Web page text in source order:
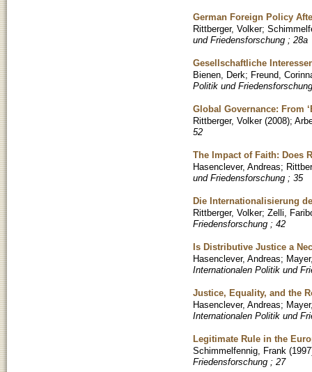
German Foreign Policy
Rittberger, Volker;
und Friedensforschung ; 28a
Gesellschaftliche
Bienen, Derk; Freund,
Politik und
Global Governance: From
Rittberger, Volker (2008);
52
The Impact of Faith: Does
Hasenclever, Andreas;
und Friedensforschung ; 35
Die Internationalisierung
Rittberger, Volker; Zelli,
Friedensforschung ; 42
Is Distributive Justice a
Hasenclever, Andreas;
Internationalen Politik und
Justice, Equality, and the
Hasenclever, Andreas;
Internationalen Politik und
Legitimate Rule in the
Schimmelfennig, Frank (1997
Friedensforschung ; 27